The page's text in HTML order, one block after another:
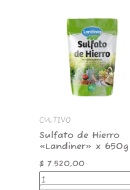
CULTIVO
Sulfato de Hierro
«Landiner» x 650g
$ 7.520,00
"Landiner"
cantidad